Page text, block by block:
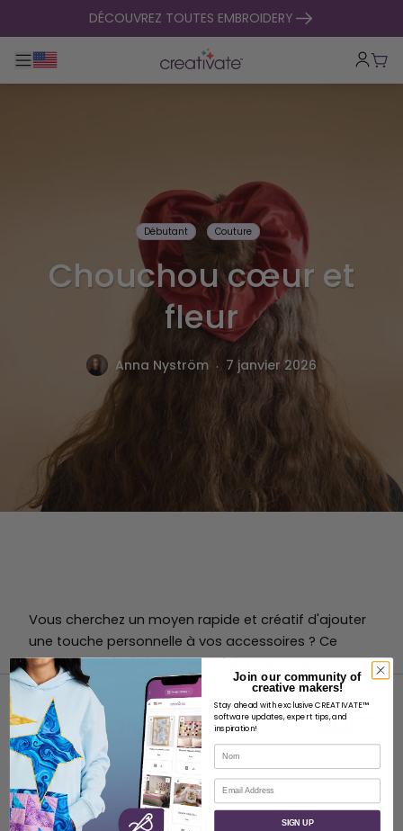
passer au contenuDÉCOUVREZ TOUTES EMBROIDERY
Basculer la navigation principale
Débutant Couture
Chouchou cœur et
fleur
Anna Nyström . 7 janvier 2026
Vous cherchez un moyen rapide et créatif d'ajouter
une touche personnelle à vos accessoires ? Ce
projet facile à réaliser est parfait pour vous !
À PROPOS
À propos de SVP Worldwide
Join our community of
creative makers!
Stay ahead with exclusive CREATIVATE™
software updates, expert tips, and
inspiration!
Nom
Courriel
SIGN UP